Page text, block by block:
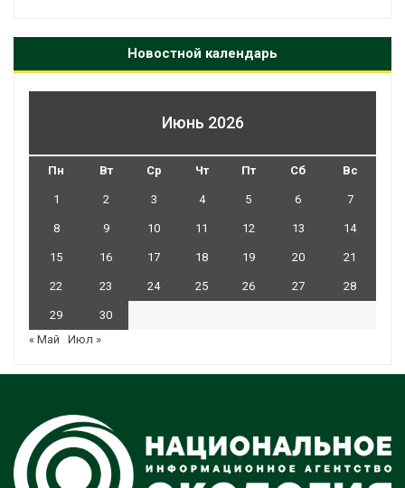
Новостной календарь
Июнь 2026
Пн Вт Ср Чт Пт Сб Вс
1 2 3 4 5 6 7
8 9 10 11 12 13 14
15 16 17 18 19 20 21
22 23 24 25 26 27 28
29
30
« Май
Июл »